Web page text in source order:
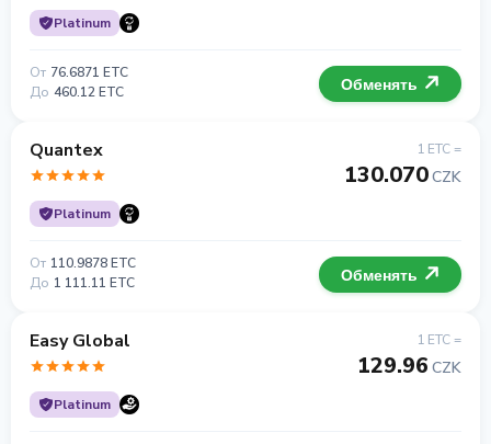
Platinum
От 76.6871 ETC
До 460.12 ETC Обменять
Quantex
Platinum
1 ETC =
130.070CZK
От 110.9878 ETC
До 1 111.11 ETC Обменять
Easy Global
Platinum
1 ETC =
129.96 CZK